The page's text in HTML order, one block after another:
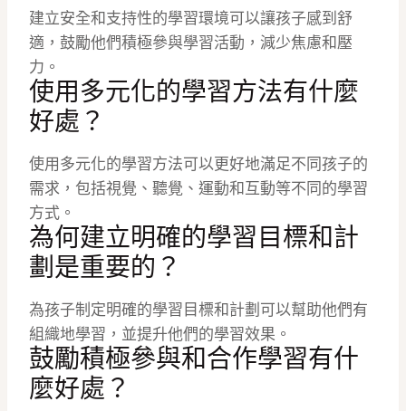
建立安全和支持性的學習環境可以讓孩子感到舒
適，鼓勵他們積極參與學習活動，減少焦慮和壓
力。
使用多元化的學習方法有什麼
好處？
使用多元化的學習方法可以更好地滿足不同孩子的
需求，包括視覺、聽覺、運動和互動等不同的學習
方式。
為何建立明確的學習目標和計
劃是重要的？
為孩子制定明確的學習目標和計劃可以幫助他們有
組織地學習，並提升他們的學習效果。
鼓勵積極參與和合作學習有什
麼好處？